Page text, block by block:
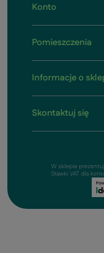
Konto
Pomieszczenia
Informacje o
Skontaktuj się
W sklepie
Stawki VAT dla